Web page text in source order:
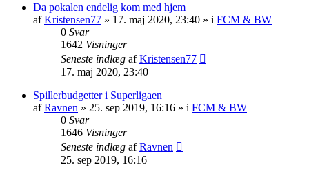
Da pokalen endelig kom med hjem
afKristensen77 » 17. maj 2020, 23:40 » i FCM & BW
0 Svar
1642 Visninger
Seneste indlæg afKristensen77
17. maj 2020, 23:40
Spillerbudgetter i Superligaen
afRavnen » 25. sep 2019, 16:16 » i FCM & BW
0 Svar
1646 Visninger
Seneste indlæg afRavnen
25. sep 2019, 16:16